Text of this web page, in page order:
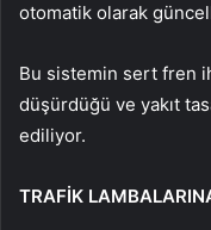
otomatik olarak
Bu sistemin sert fren
düşürdüğü ve yakıt
ediliyor.
TRAFİK